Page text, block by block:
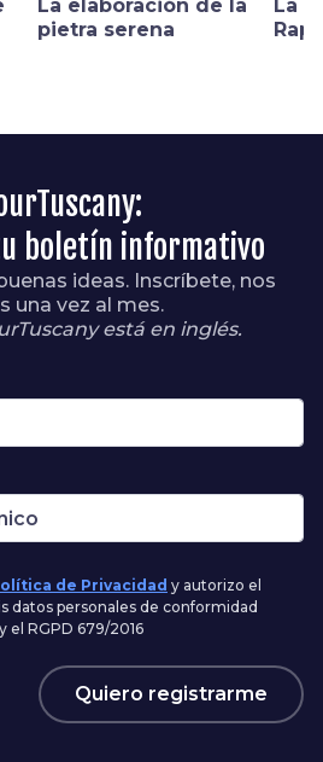
La elaboración de la
pietra serena
La
boletín informativo
ideas. Inscríbete, nos
una vez al mes.
está en inglés.
de Privacidad y autorizo el
datos personales de conformidad
el RGPD 679/2016
Quiero registrarme